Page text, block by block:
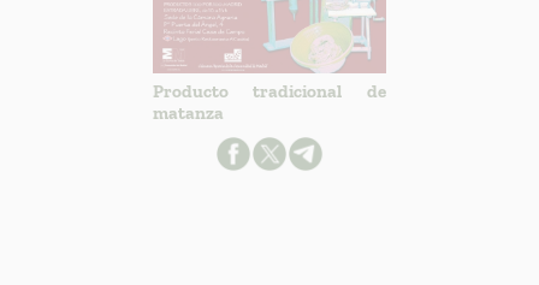
Producto tradicional de
matanza